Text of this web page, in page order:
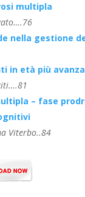
multipla
nella gestione
in età più
– fase
Viterbo..84